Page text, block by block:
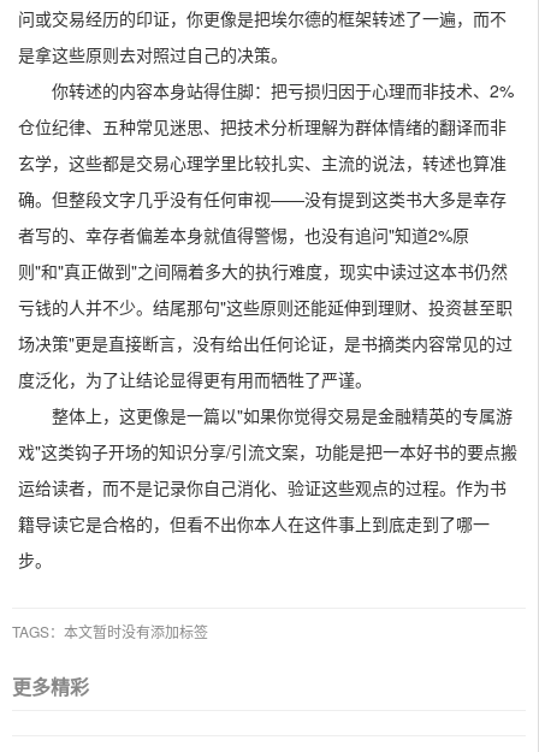
问或交易经历的印证，你更像是把埃尔德的框架转述了一遍，而不
是拿这些原则去对照过自己的决策。
你转述的内容本身站得住脚：把亏损归因于心理而非技术、2%
仓位纪律、五种常见迷思、把技术分析理解为群体情绪的翻译而非
玄学，这些都是交易心理学里比较扎实、主流的说法，转述也算准
确。但整段文字几乎没有任何审视——没有提到这类书大多是幸存
者写的、幸存者偏差本身就值得警惕，也没有追问"知道2%原
则"和"真正做到"之间隔着多大的执行难度，现实中读过这本书仍然
亏钱的人并不少。结尾那句"这些原则还能延伸到理财、投资甚至职
场决策"更是直接断言，没有给出任何论证，是书摘类内容常见的过
度泛化，为了让结论显得更有用而牺牲了严谨。
整体上，这更像是一篇以"如果你觉得交易是金融精英的专属游
戏"这类钩子开场的知识分享/引流文案，功能是把一本好书的要点搬
运给读者，而不是记录你自己消化、验证这些观点的过程。作为书
籍导读它是合格的，但看不出你本人在这件事上到底走到了哪一
步。
TAGS：本文暂时没有添加标签
更多精彩